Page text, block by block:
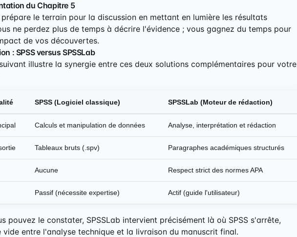
du Chapitre 5
prépare le terrain pour la discussion en mettant en lumière les résultats
ne perdez plus de temps à décrire l'évidence ; vous gagnez du temps pour
de vos découvertes.
: SPSS versus SPSSLab
illustre la synergie entre ces deux solutions complémentaires pour votre
SPSS (Logiciel classique) SPSSLab (Moteur de rédaction)
Calculs et manipulation de données Analyse, interprétation et rédaction
Tableaux bruts (.spv) Paragraphes académiques structurés
Aucune Respect strict des normes APA
Passif (nécessite expertise) Actif (guide l'utilisateur)
pouvez le constater, SPSSLab intervient précisément là où SPSS s'arrête,
vide entre l'analyse technique et la livraison du manuscrit final.